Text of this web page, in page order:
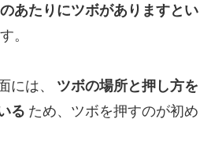
あたりにツボがありますとい
。
には、
ツボの場所と押し方を
る ため、ツボを押すのが初め